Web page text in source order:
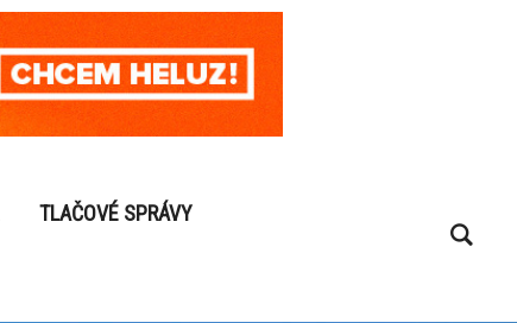
TLAČOVÉ SPRÁVY